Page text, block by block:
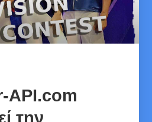
API.com
την